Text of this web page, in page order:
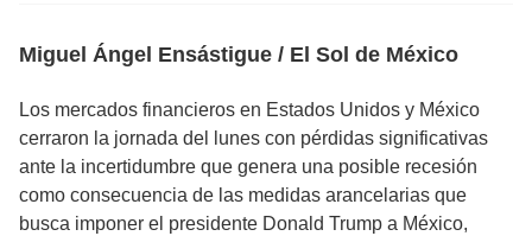
Miguel Ángel Ensástigue / El Sol de México
Los mercados financieros en Estados Unidos y México
cerraron la jornada del lunes con pérdidas significativas
ante la incertidumbre que genera una posible recesión
como consecuencia de las medidas arancelarias que
busca imponer el presidente Donald Trump a México,